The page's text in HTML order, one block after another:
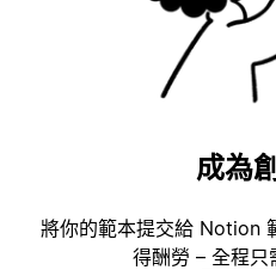
成為
將你的範本提交給 Notion
得酬勞 – 全程只